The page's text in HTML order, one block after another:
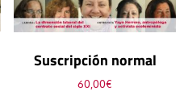
Suscripción normal
60,00€